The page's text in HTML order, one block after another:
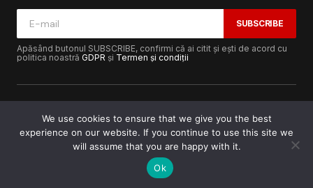
SUBSCRIBE
Apăsând butonul SUBSCRIBE, confirmi că ai citit și ești de acord cu
politica noastră GDPR și Termen și condiții
Copyright © 2017-2025Lugojeanul.ro· Toate drepturile
rezervate · Dezvoltat dePower Media FX
We use cookies to ensure that we give you the best
experience on our website. If you continue to use this site we
will assume that you are happy with it.
Ok